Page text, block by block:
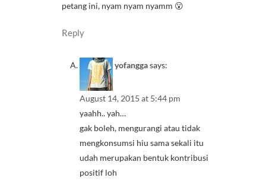
petang ini, nyam nyam nyamm 😮
Reply
yofanggasays:
August 14, 2015 at 5:44 pm
yaahh.. yah…
gak boleh, mengurangi atau tidak
mengkonsumsi hiu sama sekali itu
udah merupakan bentuk kontribusi
positif loh